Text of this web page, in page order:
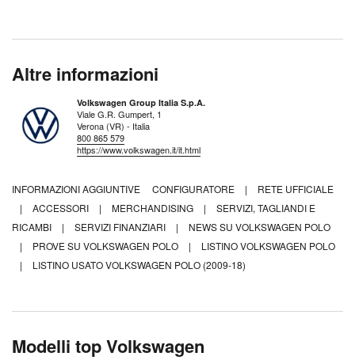
Altre informazioni
Volkswagen Group Italia S.p.A.
Viale G.R. Gumpert, 1
Verona (VR) - Italia
800 865 579
https://www.volkswagen.it/it.html
INFORMAZIONI AGGIUNTIVE CONFIGURATORE |
RETE UFFICIALE
|
ACCESSORI | MERCHANDISING |
SERVIZI, TAGLIANDI E
RICAMBI
| SERVIZI FINANZIARI |
NEWS SU VOLKSWAGEN POLO
|
PROVE SU VOLKSWAGEN POLO |
LISTINO VOLKSWAGEN POLO
|
LISTINO USATO VOLKSWAGEN POLO (2009-18)
Modelli top Volkswagen